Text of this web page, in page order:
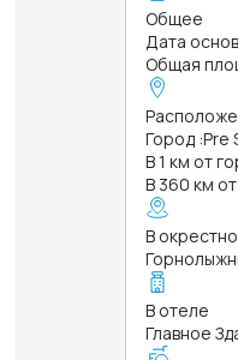
Общее
Дата
Общая
Город :Pre
В 1 км от
В 360 км
В
В отеле
Главное